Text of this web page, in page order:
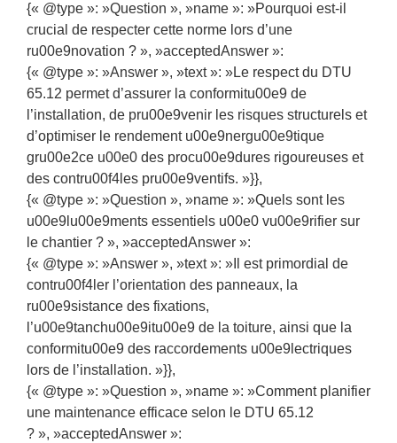
{« @type »: »Question », »name »: »Pourquoi est-il
crucial de respecter cette norme lors d’une
ru00e9novation ? », »acceptedAnswer »:
{« @type »: »Answer », »text »: »Le respect du DTU
65.12 permet d’assurer la conformitu00e9 de
l’installation, de pru00e9venir les risques structurels et
d’optimiser le rendement u00e9nergu00e9tique
gru00e2ce u00e0 des procu00e9dures rigoureuses et
des contru00f4les pru00e9ventifs. »}},
{« @type »: »Question », »name »: »Quels sont les
u00e9lu00e9ments essentiels u00e0 vu00e9rifier sur
le chantier ? », »acceptedAnswer »:
{« @type »: »Answer », »text »: »Il est primordial de
contru00f4ler l’orientation des panneaux, la
ru00e9sistance des fixations,
l’u00e9tanchu00e9itu00e9 de la toiture, ainsi que la
conformitu00e9 des raccordements u00e9lectriques
lors de l’installation. »}},
{« @type »: »Question », »name »: »Comment planifier
une maintenance efficace selon le DTU 65.12
? », »acceptedAnswer »: